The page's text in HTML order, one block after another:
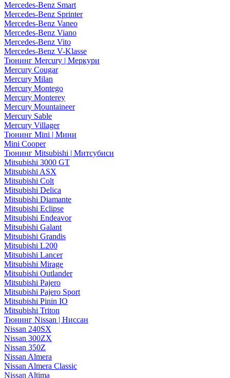
Mercedes-Benz Smart
Mercedes-Benz Sprinter
Mercedes-Benz Vaneo
Mercedes-Benz Viano
Mercedes-Benz Vito
Mercedes-Benz V-Klasse
Тюнинг Mercury | Меркури
Mercury Cougar
Mercury Milan
Mercury Montego
Mercury Monterey
Mercury Mountaineer
Mercury Sable
Mercury Villager
Тюнинг Mini | Мини
Mini Cooper
Тюнинг Mitsubishi | Митсубиси
Mitsubishi 3000 GT
Mitsubishi ASX
Mitsubishi Colt
Mitsubishi Delica
Mitsubishi Diamante
Mitsubishi Eclipse
Mitsubishi Endeavor
Mitsubishi Galant
Mitsubishi Grandis
Mitsubishi L200
Mitsubishi Lancer
Mitsubishi Mirage
Mitsubishi Outlander
Mitsubishi Pajero
Mitsubishi Pajero Sport
Mitsubishi Pinin IO
Mitsubishi Triton
Тюнинг Nissan | Ниссан
Nissan 240SX
Nissan 300ZX
Nissan 350Z
Nissan Almera
Nissan Almera Classic
Nissan Altima